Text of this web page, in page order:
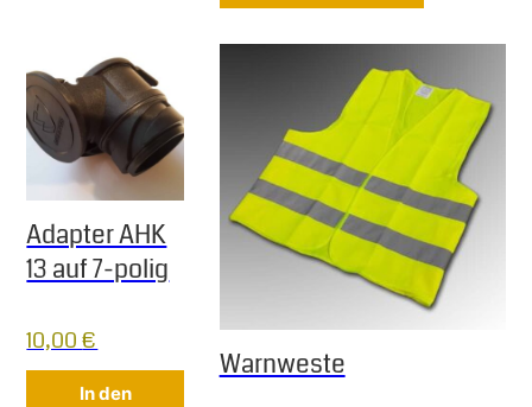
Adapter AHK
13 auf 7-polig
10,00€
In den
Warnweste